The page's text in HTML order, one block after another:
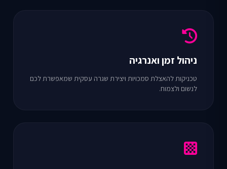
ניהול זמן ואנרגיה
טכניקות להאצלת סמכויות ויצירת שגרה עסקית שמאפשרת לכם
לנשום ולצמוח.